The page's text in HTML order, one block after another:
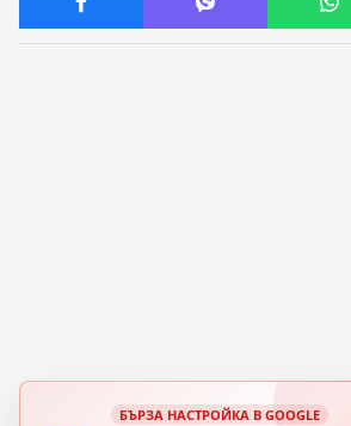
БЪРЗА НАСТРОЙКА В GOOGLE